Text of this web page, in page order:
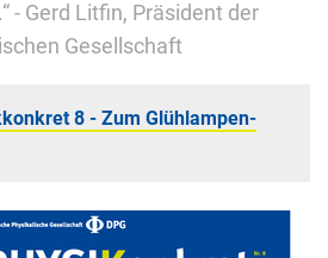
- Gerd Litfin, Präsident der
Gesellschaft
8 - Zum Glühlampen-